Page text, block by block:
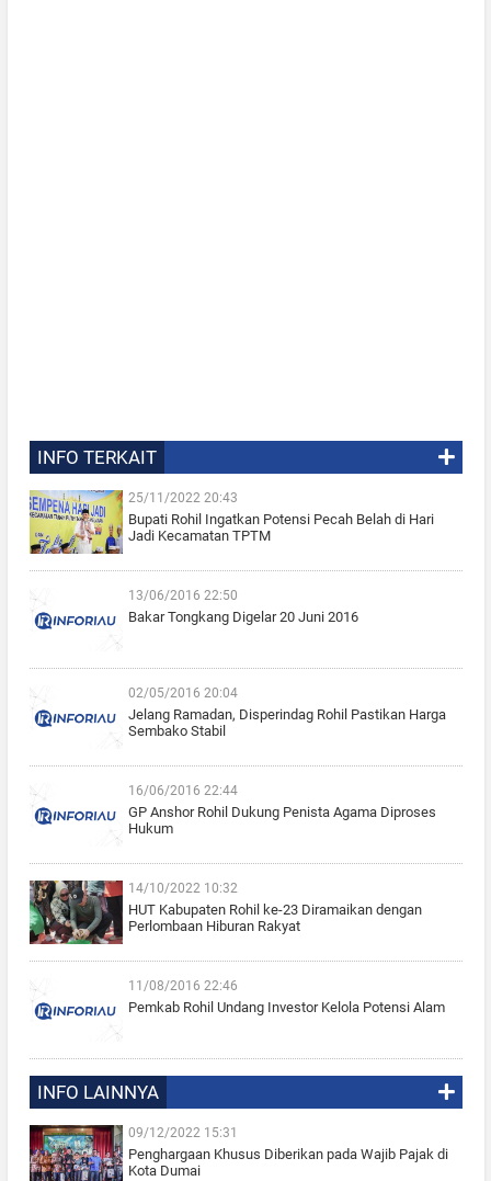
INFO TERKAIT
25/11/2022 20:43
Bupati Rohil Ingatkan Potensi Pecah Belah di Hari
Jadi Kecamatan TPTM
13/06/2016 22:50
Bakar Tongkang Digelar 20 Juni 2016
02/05/2016 20:04
Jelang Ramadan, Disperindag Rohil Pastikan Harga
Sembako Stabil
16/06/2016 22:44
GP Anshor Rohil Dukung Penista Agama Diproses
Hukum
14/10/2022 10:32
HUT Kabupaten Rohil ke-23 Diramaikan dengan
Perlombaan Hiburan Rakyat
11/08/2016 22:46
Pemkab Rohil Undang Investor Kelola Potensi Alam
INFO LAINNYA
09/12/2022 15:31
Penghargaan Khusus Diberikan pada Wajib Pajak di
Kota Dumai